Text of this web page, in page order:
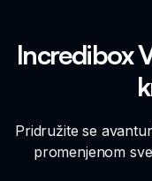
Incredibox
Pridružite se
promenjenom